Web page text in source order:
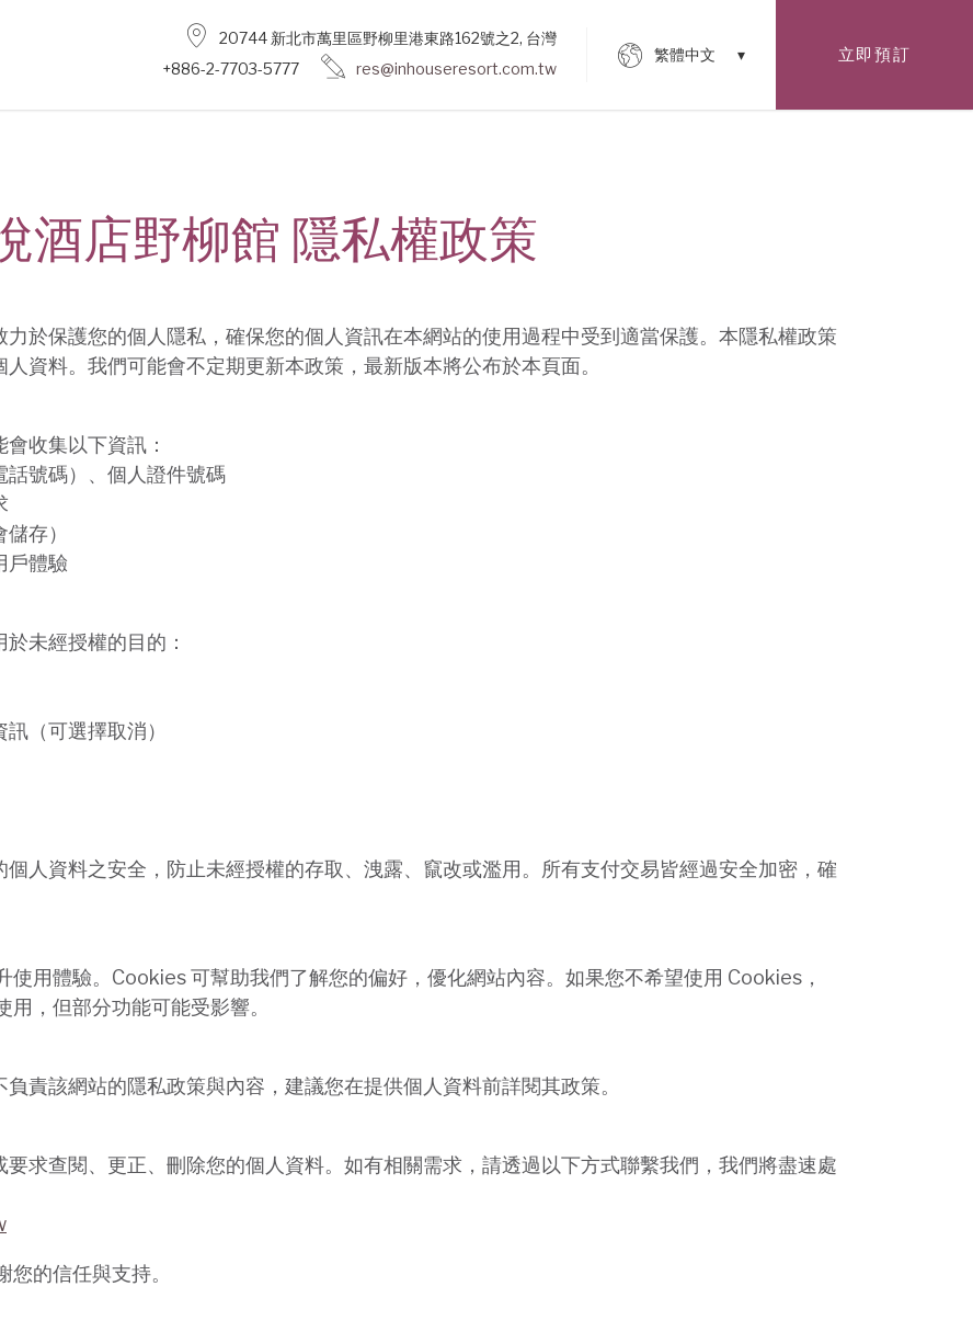
20744 新北市萬里區野柳里港東路162號之2, 台灣
+886-2-7703-5777
res@inhouseresort.com.tw
繁體中文 立即預訂
酒店野柳館 隱私權政策
於保護您的個人隱私，確保您的個人資訊在本網站的使用過程中受到適當保護。本隱私權政策
資料。我們可能會不定期更新本政策，最新版本將公布於本頁面。
收集以下資訊：
號碼）、個人證件號碼
存）
戶體驗
未經授權的目的：
（可選擇取消）
人資料之安全，防止未經授權的存取、洩露、竄改或濫用。所有支付交易皆經過安全加密，確
用體驗。Cookies 可幫助我們了解您的偏好，優化網站內容。如果您不希望使用 Cookies，
，但部分功能可能受影響。
責該網站的隱私政策與內容，建議您在提供個人資料前詳閱其政策。
求查閱、更正、刪除您的個人資料。如有相關需求，請透過以下方式聯繫我們，我們將盡速處
的信任與支持。